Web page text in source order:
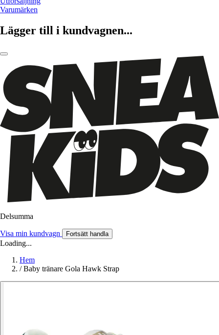
Varumärken
Lägger till i kundvagnen...
Delsumma
Visa min kundvagn Fortsätt handla
Loading...
Hem
/ Baby tränare Gola Hawk Strap